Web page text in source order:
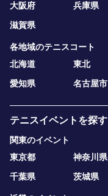
大阪府
兵庫県
滋賀県
各地域のテニスコート
北海道
東北
愛知県
名古屋市
テニスイベントを探す
関東のイベント
東京都
神奈川県
千葉県
茨城県